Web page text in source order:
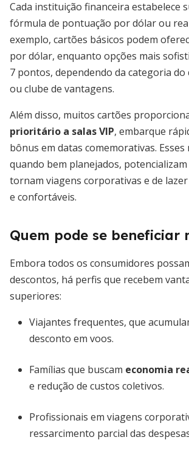
Cada instituição financeira estabelece
fórmula de pontuação por dólar ou
exemplo, cartões básicos podem
por dólar, enquanto opções mais
7 pontos, dependendo da categoria do
ou clube de vantagens.
Além disso, muitos cartões
prioritário a salas VIP, embarque
bônus em datas comemorativas. Esses
quando bem planejados,
tornam viagens corporativas e de
e confortáveis.
Quem pode se beneficiar
Embora todos os consumidores
descontos, há perfis que recebem
superiores:
Viajantes frequentes, que
desconto em voos.
Famílias que buscam economia
e redução de custos coletivos.
Profissionais em viagens
ressarcimento parcial das